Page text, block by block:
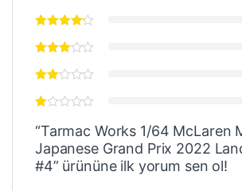
“Tarmac Works 1/64 McLaren
Japanese Grand Prix 2022
#4” ürününe ilk yorum sen ol!